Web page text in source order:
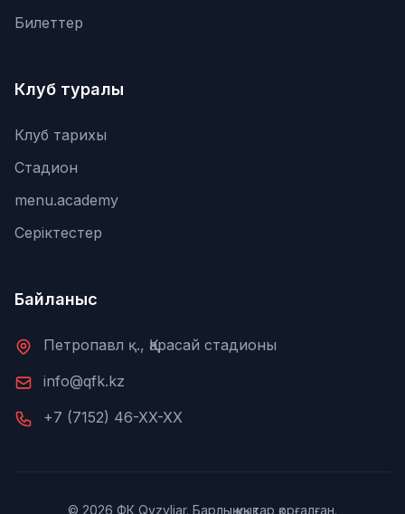
Билеттер
Клуб туралы
Клуб тарихы
Стадион
menu.academy
Серіктестер
Байланыс
Петропавл қ., Қарасай стадионы
info@qfk.kz
+7 (7152) 46-XX-XX
© 2026 ФК Qyzyljar. Барлық құқықтар қорғалған.